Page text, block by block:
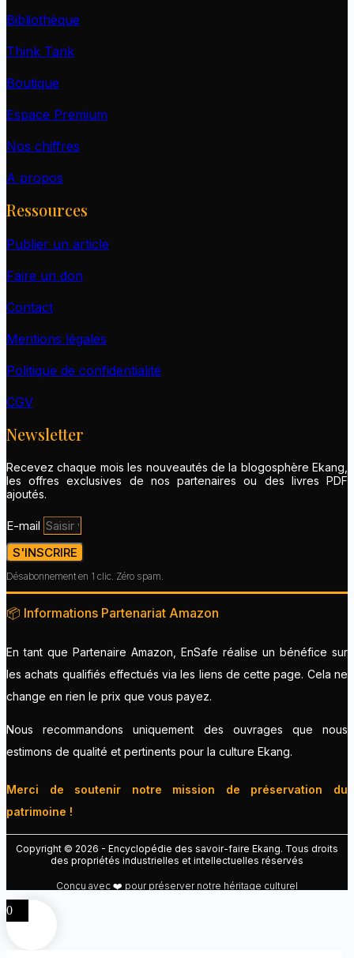
Bibliothèque
Think Tank
Boutique
Espace Premium
Nos chiffres
A propos
Ressources
Publier un article
Faire un don
Contact
Mentions légales
Politique de confidentialité
CGV
Newsletter
Recevez chaque mois les nouveautés de la blogosphère Ekang,
les offres exclusives de nos partenaires ou des livres PDF
ajoutés.
E-mail
S'INSCRIRE
Désabonnement en 1 clic. Zéro spam.
📦 Informations Partenariat Amazon
En tant que Partenaire Amazon, EnSafe réalise un bénéfice sur
les achats qualifiés effectués via les liens de cette page. Cela ne
change en rien le prix que vous payez.
Nous recommandons uniquement des ouvrages que nous
estimons de qualité et pertinents pour la culture Ekang.
Merci de soutenir notre mission de préservation du
patrimoine !
Copyright © 2026 - Encyclopédie des savoir-faire Ekang. Tous droits
des propriétés industrielles et intellectuelles réservés
Conçu avec ❤️ pour préserver notre héritage culturel
0